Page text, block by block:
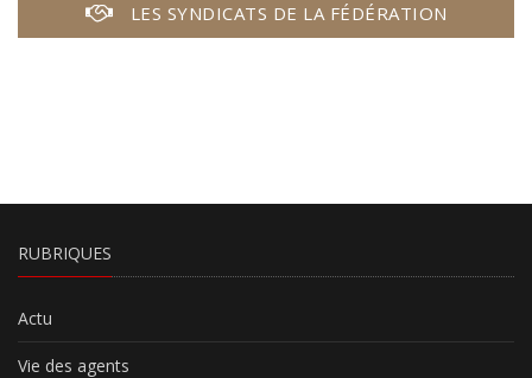
LES SYNDICATS DE LA FÉDÉRATION
RUBRIQUES
Actu
Vie des agents